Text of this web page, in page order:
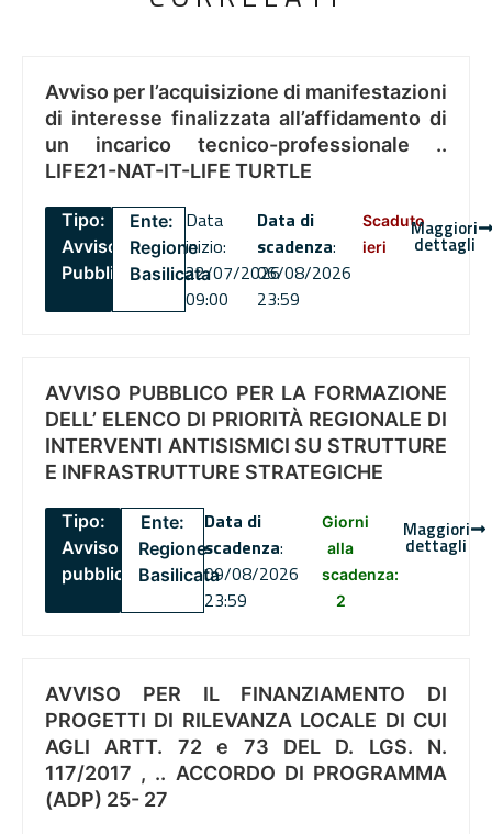
Avviso per l’acquisizione di manifestazioni
di interesse finalizzata all’affidamento di
un incarico tecnico-professionale ..
LIFE21-NAT-IT-LIFE TURTLE
Tipo:
Avviso
Pubblico
Ente:
Regione
Basilicata
Data
inizio:
22/07/2026
09:00
Data di
scadenza:
06/08/2026
23:59
Scaduto
ieri
Maggiori
dettagli
AVVISO PUBBLICO PER LA FORMAZIONE
DELL’ ELENCO DI PRIORITÀ REGIONALE DI
INTERVENTI ANTISISMICI SU STRUTTURE
E INFRASTRUTTURE STRATEGICHE
Tipo:
Avviso
pubblico
Ente:
Regione
Basilicata
Data di
scadenza:
09/08/2026
23:59
Giorni
alla
scadenza:
2
Maggiori
dettagli
AVVISO PER IL FINANZIAMENTO DI
PROGETTI DI RILEVANZA LOCALE DI CUI
AGLI ARTT. 72 e 73 DEL D. LGS. N.
117/2017 , .. ACCORDO DI PROGRAMMA
(ADP) 25- 27